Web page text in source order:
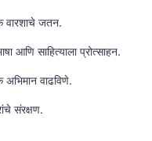
वारशाचे जतन.
आणि साहित्याला प्रोत्साहन.
अभिमान वाढविणे.
संरक्षण.